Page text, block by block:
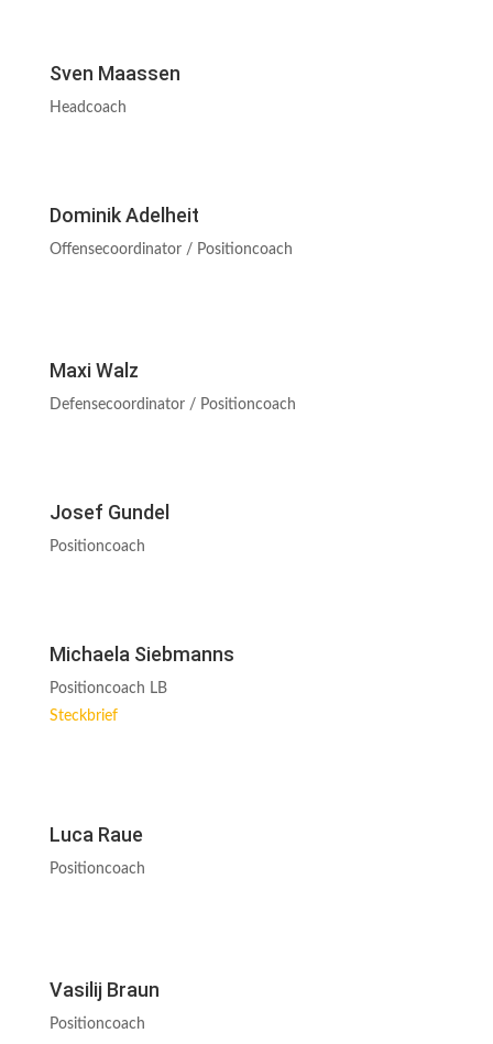
Sven Maassen
Headcoach
Dominik Adelheit
Offensecoordinator / Positioncoach
Maxi Walz
Defensecoordinator / Positioncoach
Josef Gundel
Positioncoach
Michaela Siebmanns
Positioncoach LB
Steckbrief
Luca Raue
Positioncoach
Vasilij Braun
Positioncoach